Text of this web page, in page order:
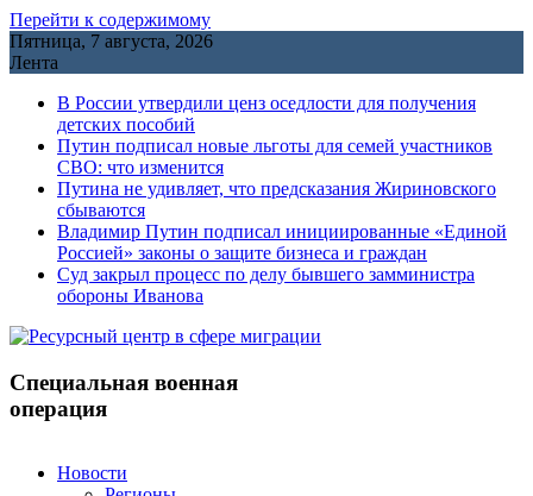
Перейти к содержимому
Пятница, 7 августа, 2026
Лента
В России утвердили ценз оседлости для получения
детских пособий
Путин подписал новые льготы для семей участников
СВО: что изменится
Путина не удивляет, что предсказания Жириновского
сбываются
Владимир Путин подписал инициированные «Единой
Россией» законы о защите бизнеса и граждан
Cуд закрыл процесс по делу бывшего замминистра
обороны Иванова
Специальная военная
операция
Новости